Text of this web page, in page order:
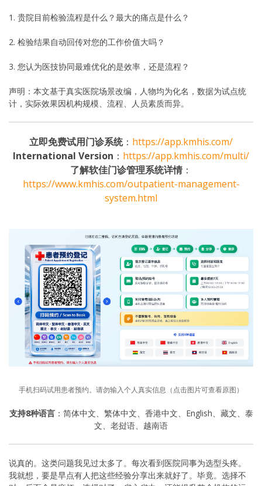
1. 贵院目前检验流程是什么？最大的痛点是什么？
2. 检验结果自动回传对您的工作价值大吗？
3. 您认为医技协同最难优化的是效率，还是流程？
声明：本文基于真实医院场景改编，人物均为化名，数据为试点统
计，实际效果因机构规模、流程、人员素质而异。
立即免费试用门诊系统： https://app.kmhis.com/
International Version ： https://app.kmhis.com/multi/
了解软佳门诊管理系统详情：
https://www.kmhis.com/outpatient-management-
system.html
手机扫码试用患者预约。请勿输入个人真实信息（点击图片可查看原图）
支持8种语言：简体中文、繁体中文、香港中文、English、藏文、泰
文、老挝语、越南语
说真的。这类问题我见过太多了。每次看到医院同事为选型头疼。
我就想，要是早点有人把这些经验分享出来就好了。毕竟。选择不